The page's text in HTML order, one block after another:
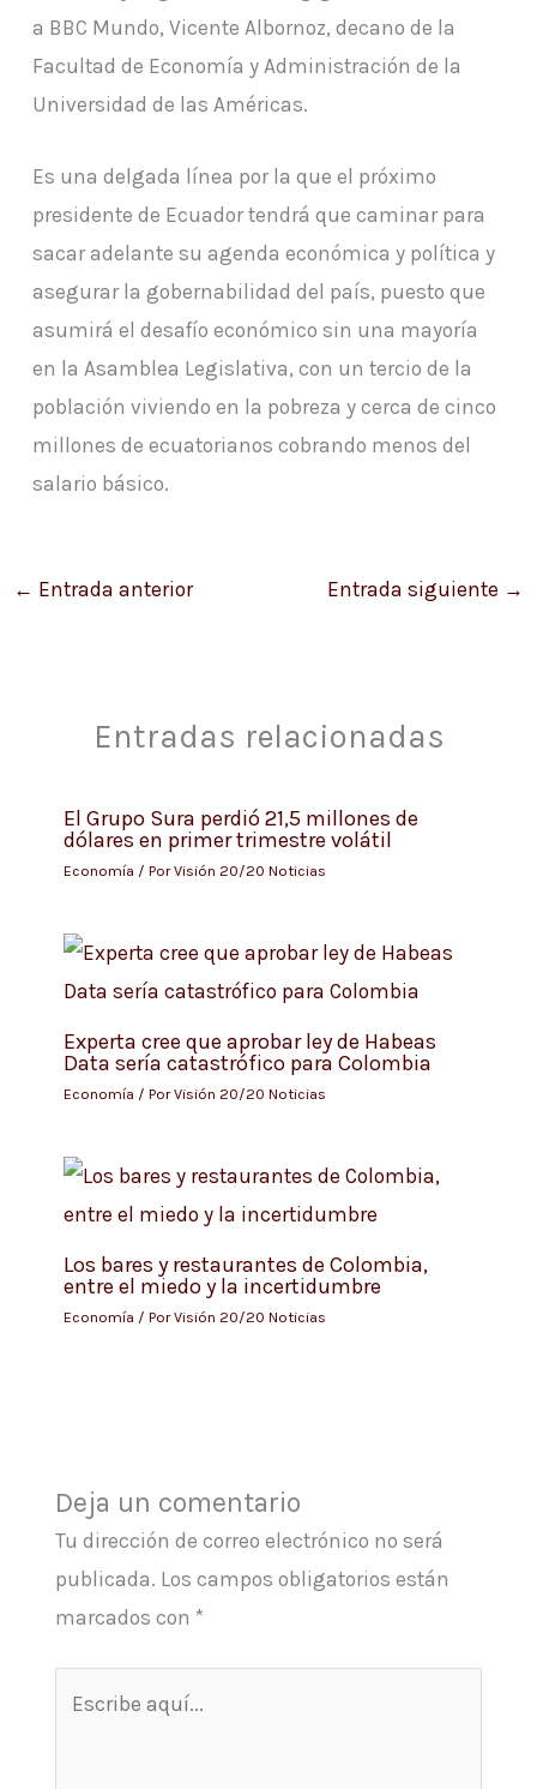
a BBC Mundo, Vicente Albornoz, decano de la
Facultad de Economía y Administración de la
Universidad de las Américas.
Es una delgada línea por la que el próximo
presidente de Ecuador tendrá que caminar para
sacar adelante su agenda económica y política y
asegurar la gobernabilidad del país, puesto que
asumirá el desafío económico sin una mayoría
en la Asamblea Legislativa, con un tercio de la
población viviendo en la pobreza y cerca de cinco
millones de ecuatorianos cobrando menos del
salario básico.
← Entrada anterior Entrada siguiente →
Entradas relacionadas
El Grupo Sura perdió 21,5 millones de
dólares en primer trimestre volátil
Economía / PorVisión 20/20 Noticias
Experta cree que aprobar ley de Habeas
Data sería catastrófico para Colombia
Economía / PorVisión 20/20 Noticias
Los bares y restaurantes de Colombia,
entre el miedo y la incertidumbre
Economía / PorVisión 20/20 Noticias
Deja un comentario
Tu dirección de correo electrónico no será
publicada. Los campos obligatorios están
marcados con *